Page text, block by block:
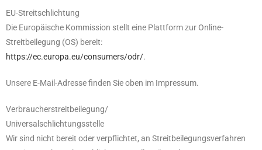
EU-Streitschlichtung
Die Europäische Kommission stellt eine Plattform zur Online-
Streitbeilegung (OS) bereit:
https://ec.europa.eu/consumers/odr/.
Unsere E-Mail-Adresse finden Sie oben im Impressum.
Verbraucherstreitbeilegung/
Universalschlichtungsstelle
Wir sind nicht bereit oder verpflichtet, an Streitbeilegungsverfahren